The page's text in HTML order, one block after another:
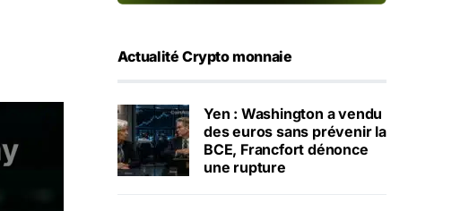
Actualité Crypto monnaie
Yen : Washington a vendu
des euros sans prévenir la
BCE, Francfort dénonce
une rupture